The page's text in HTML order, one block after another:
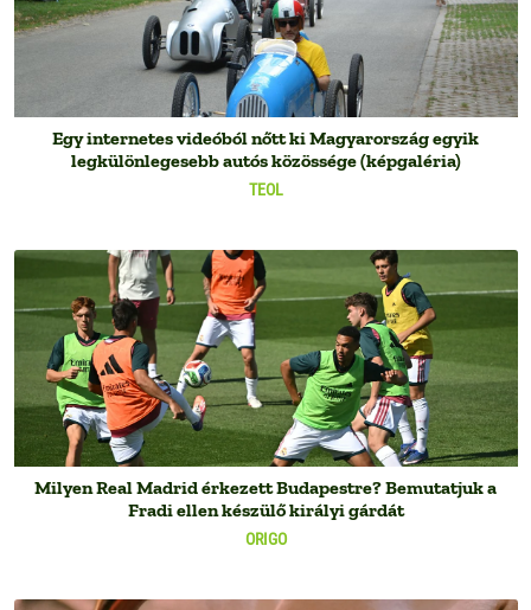
TEOL
Egy internetes videóból nőtt ki Magyarország egyik
legkülönlegesebb autós közössége (képgaléria)
ORIGO
Milyen Real Madrid érkezett Budapestre? Bemutatjuk a
Fradi ellen készülő királyi gárdát